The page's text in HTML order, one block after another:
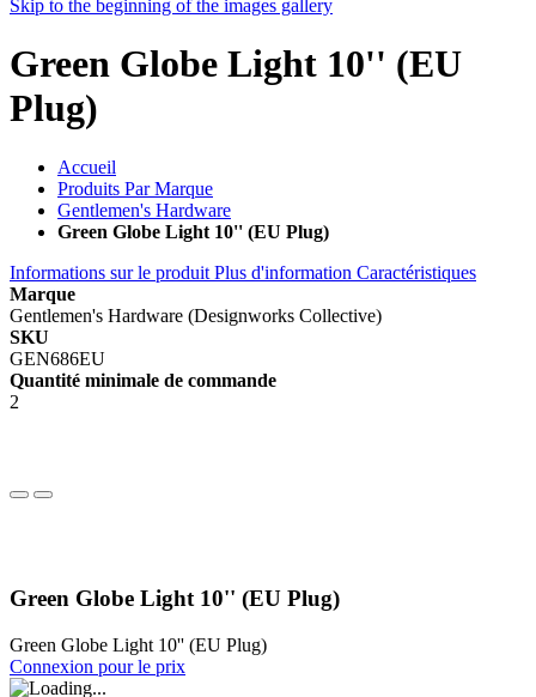
Skip to the beginning of the images gallery
Green Globe Light 10'' (EU
Plug)
Accueil
Produits Par Marque
Gentlemen's Hardware
Green Globe Light 10'' (EU Plug)
Informations sur le produit Plus d'information Caractéristiques
Marque
Gentlemen's Hardware (Designworks Collective)
SKU
GEN686EU
Quantité minimale de commande
2
Green Globe Light 10'' (EU Plug)
Green Globe Light 10'' (EU Plug)
Connexion pour le prix